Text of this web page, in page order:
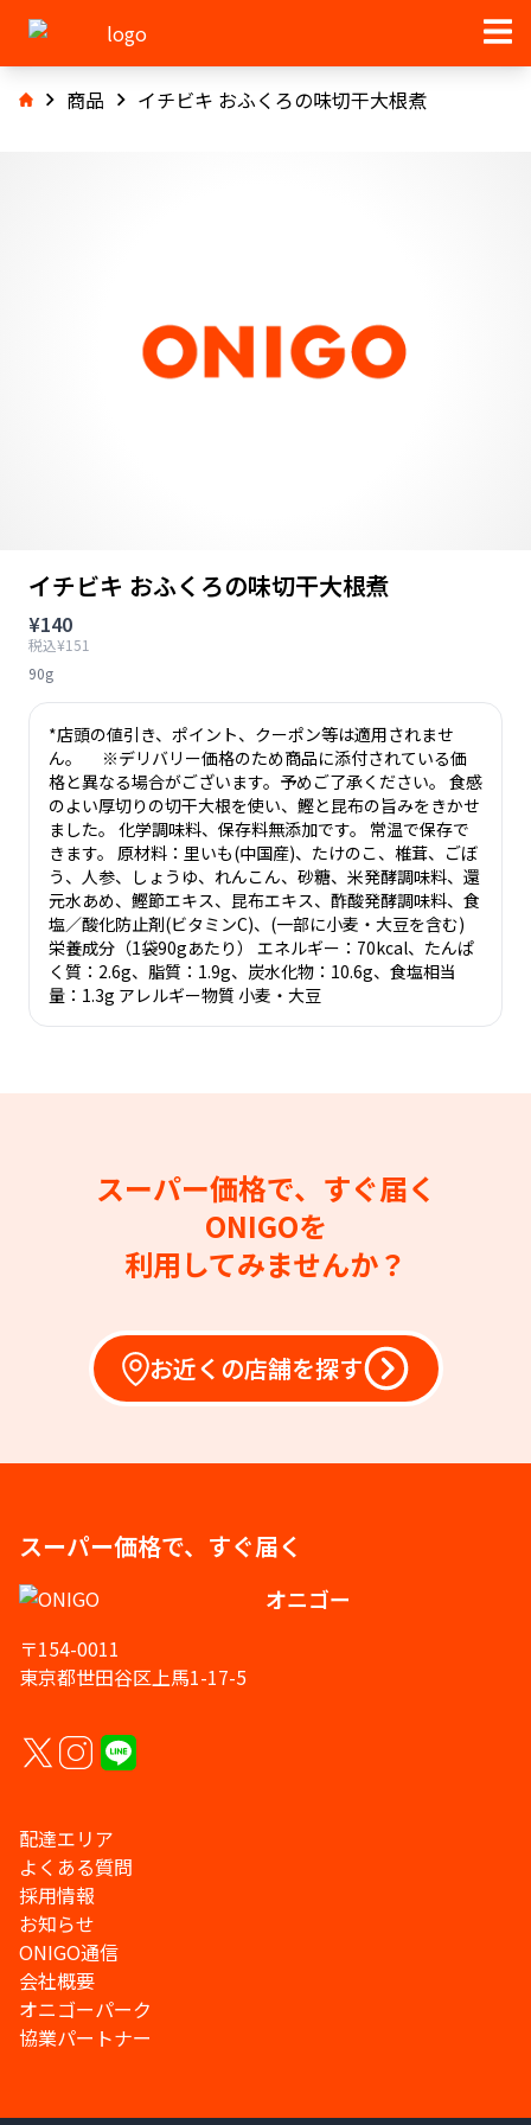
商品 イチビキ おふくろの味切干大根煮
イチビキ おふくろの味切干大根煮
¥140
税込¥151
90g
*店頭の値引き、ポイント、クーポン等は適用されませ
ん。 ※デリバリー価格のため商品に添付されている価
格と異なる場合がございます。予めご了承ください。 食感
のよい厚切りの切干大根を使い、鰹と昆布の旨みをきかせ
ました。 化学調味料、保存料無添加です。 常温で保存で
きます。 原材料：里いも(中国産)、たけのこ、椎茸、ごぼ
う、人参、しょうゆ、れんこん、砂糖、米発酵調味料、還
元水あめ、鰹節エキス、昆布エキス、酢酸発酵調味料、食
塩／酸化防止剤(ビタミンC)、(一部に小麦・大豆を含む)
栄養成分（1袋90gあたり） エネルギー：70kcal、たんぱ
く質：2.6g、脂質：1.9g、炭水化物：10.6g、食塩相当
量：1.3g アレルギー物質 小麦・大豆
スーパー価格で、すぐ届く
ONIGOを
利用してみませんか？
お近くの店舗を探す
スーパー価格で、すぐ届く
オニゴー
〒154-0011
東京都世田谷区上馬1-17-5
配達エリア
よくある質問
採用情報
お知らせ
ONIGO通信
会社概要
オニゴーパーク
協業パートナー